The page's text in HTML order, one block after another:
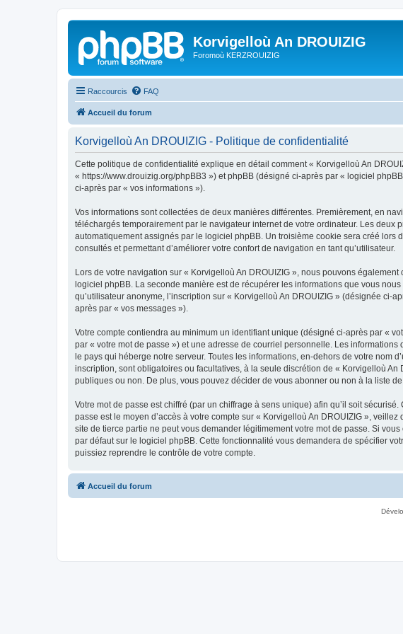
Korvigelloù An DROUIZIG
Foromoù KERZROUIZIG
Raccourcis FAQ
Accueil du forum
Korvigelloù An DROUIZIG - Politique de confidentialité
Cette politique de confidentialité explique en détail comment « Korvigelloù An
« https://www.drouizig.org/phpBB3 ») et phpBB (désigné ci-après par « logiciel
ci-après par « vos informations »).
Vos informations sont collectées de deux manières différentes. Premièrement, en
téléchargés temporairement par le navigateur internet de votre ordinateur. Les
automatiquement assignés par le logiciel phpBB. Un troisième cookie sera créé lors
consultés et permettant d’améliorer votre confort de navigation en tant qu’utilisateur.
Lors de votre navigation sur « Korvigelloù An DROUIZIG », nous pouvons
logiciel phpBB. La seconde manière est de récupérer les informations que vous
qu’utilisateur anonyme, l’inscription sur « Korvigelloù An DROUIZIG » (désignée
après par « vos messages »).
Votre compte contiendra au minimum un identifiant unique (désigné ci-après par «
par « votre mot de passe ») et une adresse de courriel personnelle. Les
le pays qui héberge notre serveur. Toutes les informations, en-dehors de votre nom
inscription, sont obligatoires ou facultatives, à la seule discrétion de « Korvigelloù
publiques ou non. De plus, vous pouvez décider de vous abonner ou non à la liste
Votre mot de passe est chiffré (par un chiffrage à sens unique) afin qu’il soit
passe est le moyen d’accès à votre compte sur « Korvigelloù An DROUIZIG »,
site de tierce partie ne peut vous demander légitimement votre mot de passe. Si
par défaut sur le logiciel phpBB. Cette fonctionnalité vous demandera de spécifier
puissiez reprendre le contrôle de votre compte.
Accueil du forum